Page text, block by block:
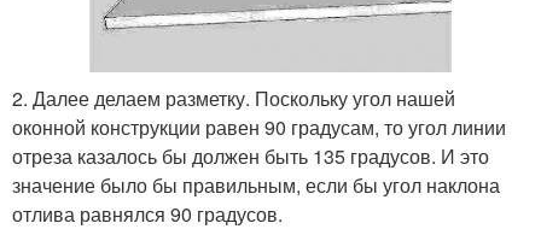
2. Далее делаем разметку. Поскольку угол нашей
оконной конструкции равен 90 градусам, то угол линии
отреза казалось бы должен быть 135 градусов. И это
значение было бы правильным, если бы угол наклона
отлива равнялся 90 градусов.